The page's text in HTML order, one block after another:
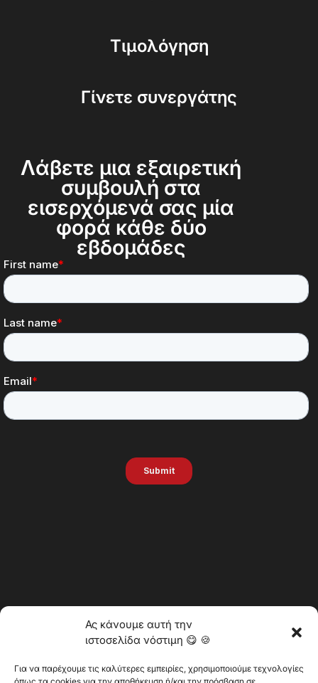
Ας κάνουμε αυτή την
ιστοσελίδα νόστιμη 😋 🍪
Για να παρέχουμε τις καλύτερες εμπειρίες, χρησιμοποιούμε τεχνολογίες
Τιμολόγηση
Γίνετε συνεργάτης
Λάβετε μια εξαιρετική
συμβουλή στα
εισερχόμενά σας μία
φορά κάθε δύο
εβδομάδες